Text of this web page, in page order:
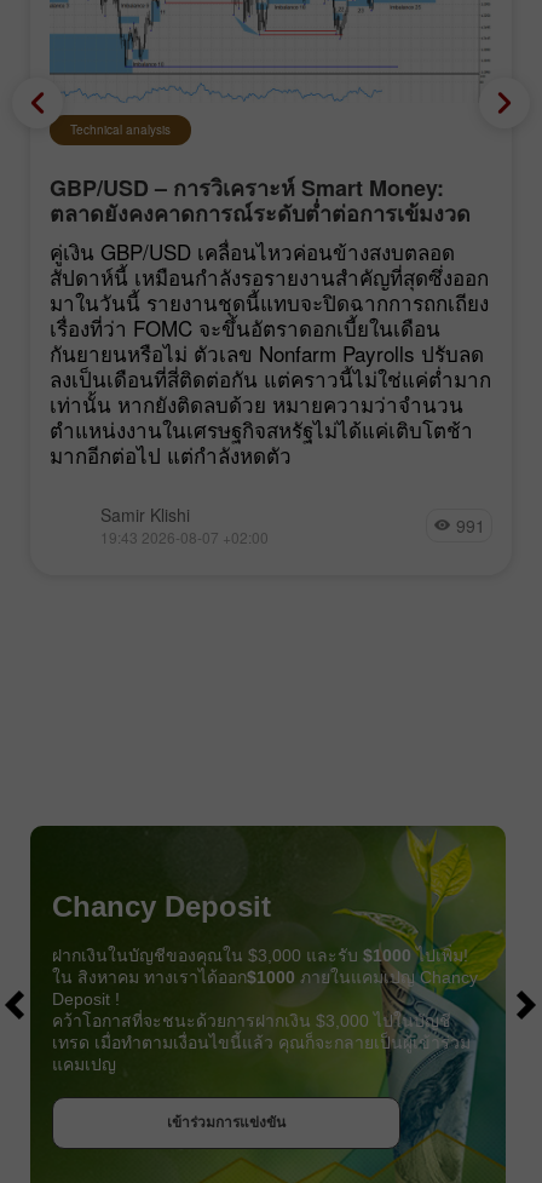
Technical analysis
GBP/USD – การวิเคราะห์ Smart Money:
ตลาดยังคงคาดการณ์ระดับต่ำต่อการเข้มงวด
นโยบายของ FOMC
คู่เงิน GBP/USD เคลื่อนไหวค่อนข้างสงบตลอด
สัปดาห์นี้ เหมือนกำลังรอรายงานสำคัญที่สุดซึ่งออก
มาในวันนี้ รายงานชุดนี้แทบจะปิดฉากการถกเถียง
เรื่องที่ว่า FOMC จะขึ้นอัตราดอกเบี้ยในเดือน
กันยายนหรือไม่ ตัวเลข Nonfarm Payrolls ปรับลด
ลงเป็นเดือนที่สี่ติดต่อกัน แต่คราวนี้ไม่ใช่แค่ต่ำมาก
เท่านั้น หากยังติดลบด้วย หมายความว่าจำนวน
ตำแหน่งงานในเศรษฐกิจสหรัฐไม่ได้แค่เติบโตช้า
มากอีกต่อไป แต่กำลังหดตัว
Samir Klishi
19:43 2026-08-07 +02:00 991
เข้าร่วมการแข่งขัน
Chancy Deposit
ฝากเงินในบัญชีของคุณใน $3,000 และรับ $1000ไปเพิ่ม!
ใน สิงหาคม ทางเราได้ออก$1000 ภายในแคมเปญ Chancy
Deposit !
คว้าโอกาสที่จะชนะด้วยการฝากเงิน $3,000 ไปในบัญชี
เทรด เมื่อทำตามเงื่อนไขนี้แล้ว คุณก็จะกลายเป็นผู้เข้าร่วม
แคมเปญ
เข้าร่วมการแข่งขัน